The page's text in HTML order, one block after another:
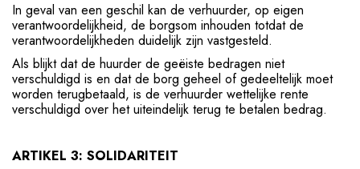
In geval van een geschil kan de verhuurder, op eigen
verantwoordelijkheid, de borgsom inhouden totdat de
verantwoordelijkheden duidelijk zijn vastgesteld.
Als blijkt dat de huurder de geëiste bedragen niet
verschuldigd is en dat de borg geheel of gedeeltelijk moet
worden terugbetaald, is de verhuurder wettelijke rente
verschuldigd over het uiteindelijk terug te betalen bedrag.
ARTIKEL 3: SOLIDARITEIT